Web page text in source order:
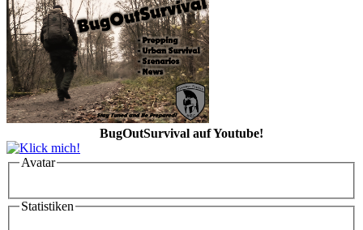
BugOutSurvival auf Youtube!
Avatar
Statistiken